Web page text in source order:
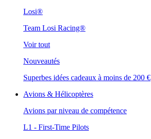
Losi®
Team Losi Racing®
Voir tout
Nouveautés
Superbes idées cadeaux à moins de 200 €
Avions & Hélicoptères
Avions par niveau de compétence
L1 - First-Time Pilots